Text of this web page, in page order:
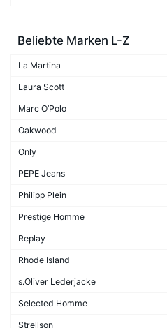
Beliebte Marken L-Z
La Martina
Laura Scott
Marc O’Polo
Oakwood
Only
PEPE Jeans
Philipp Plein
Prestige Homme
Replay
Rhode Island
s.Oliver Lederjacke
Selected Homme
Strellson